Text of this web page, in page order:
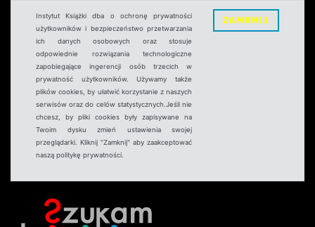
Instytut Książki dba o ochronę prywatności
użytkowników i bezpieczeństwo przetwarzania
ich danych osobowych oraz stosuje
odpowiednie rozwiązania technologiczne
zapobiegające ingerencji osób trzecich w
prywatność użytkowników. Używamy także
plików cookies, by ułatwić korzystanie z naszych
serwisów oraz do celów statystycznych.Jeśli nie
chcesz, by pliki cookies były zapisywane na
Twoim dysku zmień ustawienia swojej
przeglądarki. Kliknij "Zamknij" aby zaakceptować
naszą politykę prywatności.
ZAMKNIJ